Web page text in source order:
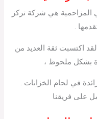
المزاحمية هي شركة تركز
.
اكتسبت ثقة العديد من
بشكل ملحوظ ،
في لحام الخزانات .
على فريقنا